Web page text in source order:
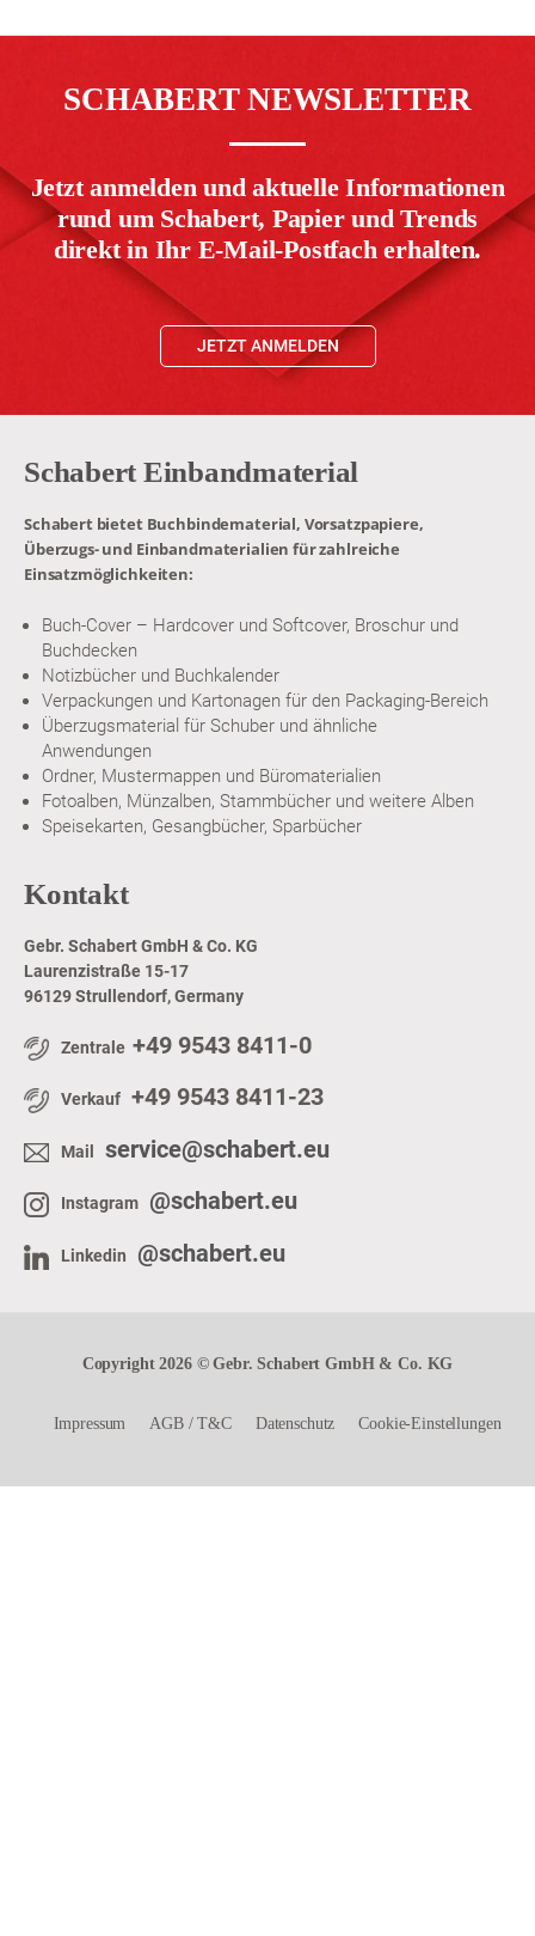
SCHABERT NEWSLETTER
Jetzt anmelden und aktuelle Informationen
rund um Schabert, Papier und Trends
direkt in Ihr E-Mail-Postfach erhalten.
JETZT ANMELDEN
Schabert Einbandmaterial
Schabert bietet Buchbindematerial, Vorsatzpapiere,
Überzugs- und Einbandmaterialien für zahlreiche
Einsatzmöglichkeiten:
Buch-Cover – Hardcover und Softcover, Broschur und
Buchdecken
Notizbücher und Buchkalender
Verpackungen und Kartonagen für den Packaging-Bereich
Überzugsmaterial für Schuber und ähnliche
Anwendungen
Ordner, Mustermappen und Büromaterialien
Fotoalben, Münzalben, Stammbücher und weitere Alben
Speisekarten, Gesangbücher, Sparbücher
Kontakt
Gebr. Schabert GmbH & Co. KG
Laurenzistraße 15-17
96129 Strullendorf, Germany
Zentrale +49 9543 8411-0
Verkauf +49 9543 8411-23
Mail service@schabert.eu
Instagram @schabert.eu
Linkedin @schabert.eu
Copyright 2026 © Gebr. Schabert GmbH & Co. KG
Impressum AGB/T&C Datenschutz Cookie-Einstellungen